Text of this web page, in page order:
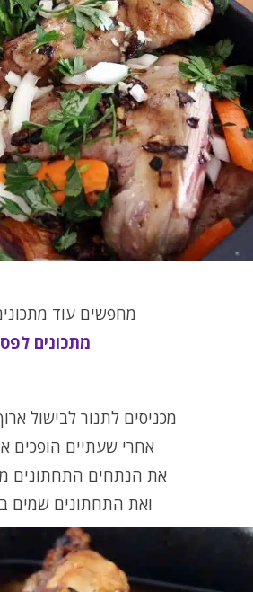
מחפשים עוד
מתכונים
מכניסים לתנור לבישול
אחרי שעתיים הופכים
את הנתחים התחתונים
ואת התחתונים שמים